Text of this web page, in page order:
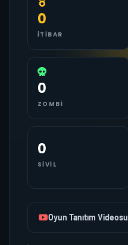
0
İTIBAR
0
ZOMBI
0
SIVIL
Oyun Tanıtım Videosu